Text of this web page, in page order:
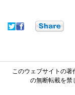
このウェブサイトの
の無断転載を禁